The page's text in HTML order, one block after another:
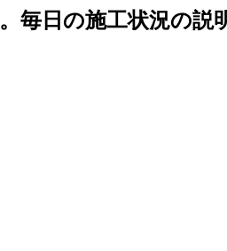
毎日の施工状況の説